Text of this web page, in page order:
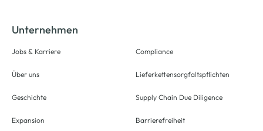
Unternehmen
Jobs & Karriere
Über uns
Geschichte
Expansion
Compliance
Lieferkettensorgfaltspflichten
Supply Chain Due Diligence
Barrierefreiheit